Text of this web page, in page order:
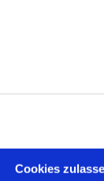
Cookies